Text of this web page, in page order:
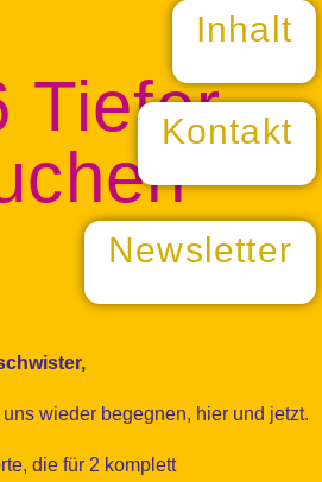
Inhalt
Kontakt
Newsletter
Tiefer
wieder begegnen, hier und jetzt.
die für 2 komplett